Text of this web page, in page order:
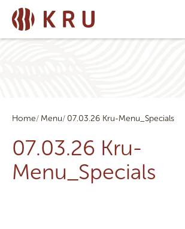
Home Menu 07.03.26 Kru-Menu_Specials
07.03.26 Kru-
Menu_Specials